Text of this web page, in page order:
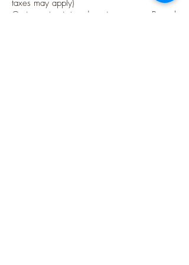
taxes may apply)
Options sécurisées de paiements par Paypal